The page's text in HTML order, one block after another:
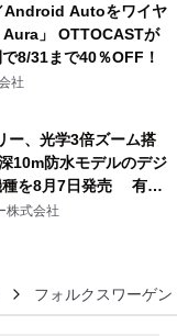
Android Autoをワイヤ
」 OTTOCASTが
8/31まで40％OFF！
社
ー、光学3倍ズーム搭
10m防水モデルのデジ
種を8月7日発売 有効
用途別に選べるコンデ
株式会社
フォルクスワーゲ